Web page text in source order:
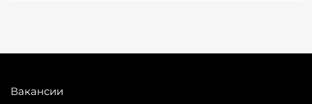
Вакансии